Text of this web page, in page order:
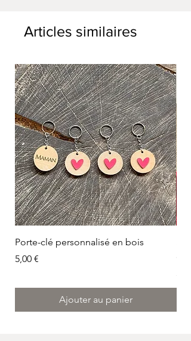
cadeaux, contacter moi !
Dimension : 36cm de long
Articles similaires
Porte-clé personnalisé en bois
Prix
5,00 €
Ajouter au panier
Prix
5,00